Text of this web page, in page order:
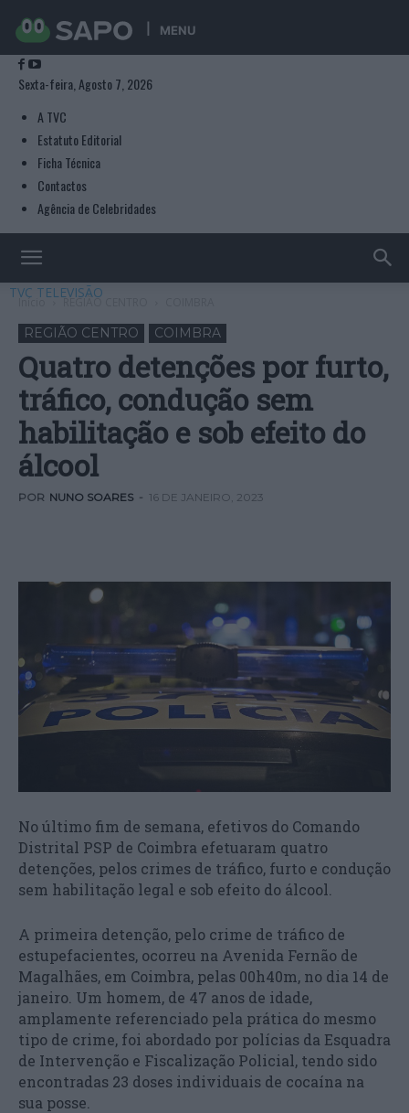
MENU
Sexta-feira, Agosto 7, 2026
A TVC
Estatuto Editorial
Ficha Técnica
Contactos
Agência de Celebridades
TVC TELEVISÃO
Início REGIÃO CENTRO
REGIÃO CENTRO COIMBRA
Quatro detenções por furto,
tráfico, condução sem
habilitação e sob efeito do
álcool
POR NUNO SOARES - 16 DE JANEIRO, 2023
No último fim de semana, efetivos do Comando
Distrital PSP de Coimbra efetuaram quatro
detenções, pelos crimes de tráfico, furto e condução
sem habilitação legal e sob efeito do álcool.
A primeira detenção, pelo crime de tráfico de
estupefacientes, ocorreu na Avenida Fernão de
Magalhães, em Coimbra, pelas 00h40m, no dia 14 de
janeiro. Um homem, de 47 anos de idade,
amplamente referenciado pela prática do mesmo
tipo de crime, foi abordado por polícias da Esquadra
de Intervenção e Fiscalização Policial, tendo sido
encontradas 23 doses individuais de cocaína na
sua posse.